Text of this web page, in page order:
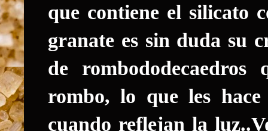
que contiene el silicato
granate es sin duda su
de rombododecaedros
rombo, lo que les
cuando reflejan la